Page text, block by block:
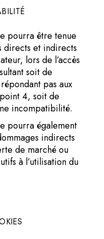
pourra être tenue
directs et indirects
lors de l’accès
soit de
pas aux
4, soit de
incompatibilité.
pourra également
indirects
de marché ou
à l’utilisation du